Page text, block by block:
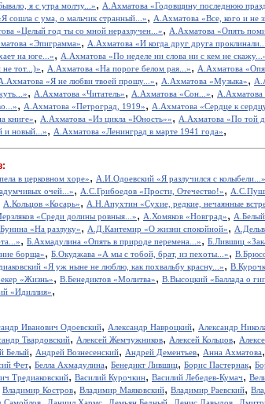
я с утра молчу...», А.Ахматова «Годовщину последнюю
сошла с ума, о мальчик странный...», А.Ахматова «Все, кого и не
«Целый год ты со мной неразлучен...», А.Ахматова «Опять
«Эпиграмма», А.Ахматова «И когда друг друга
на юге...», А.Ахматова «По неделе ни слова ни с кем не
тот...)», А.Ахматова «На пороге белом рая...», А.Ахматова
«Я не любви твоей прошу...», А.Ахматова «Музыка»,
, А.Ахматова «Читатель», А.Ахматова «Сон...», А.Ахматова
, А.Ахматова «Петроград, 1919», А.Ахматова «Сердце к
книге», А.Ахматова «Из цикла «Юность»», А.Ахматова «По той
и новый...», А.Ахматова «Ленинград в марте 1941 года»,
в церковном хоре», А.И.Одоевский «Я разлучился с колыбели...»
очей...», А.С.Грибоедов «Прости, Отечество!»,
А.Кольцов «Косарь», А.Н.Апухтин «Сухие, редкие, нечаянные
«Среди долины ровныя...», А.Хомяков «Новград»,
«На разлуку», А.Д.Кантемир «О жизни спокойной»,
, Б.Ахмадулина «Опять в природе перемена...», Б.Лившиц
борща», Б.Окуджава «А мы с тобой, брат, из пехоты...»,
«Я уж ныне не люблю, как похвальбу красну...»,
«Жизнь», В.Бенедиктов «Молитва», В.Высоцкий «Баллада о
«Идиллия»,
Иванович Одоевский, Александр Навроцкий, Александр
Твардовский, Алексей Жемчужников, Алексей Кольцов,
Белый, Андрей Вознесенский, Андрей Дементьев, Анна Ахматова,
Фет, Белла Ахмадулина, Бенедикт Лившиц, Борис Пастернак,
Тредиаковский, Василий Курочкин, Василий Лебедев-Кумач,
Владимир Костров, Владимир Маяковский, Владимир Раевский,